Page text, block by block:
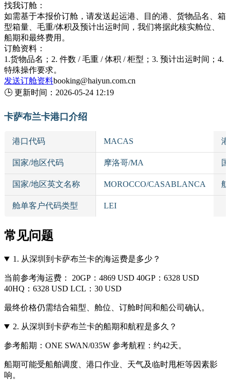
找我订舱：
如需基于本报价订舱，请发送起运港、目的港、货物品名、箱
型箱量、毛重/体积及预计出运时间，我们将据此核实舱位、
船期和最终费用。
订舱资料：
1.货物品名；2. 件数 / 毛重 / 体积 / 柜型；3. 预计出运时间；4.
特殊操作要求。
发送订舱资料booking@haiyun.com.cn
🕒 更新时间： 2026-05-24 12:19
卡萨布兰卡港口介绍
港口代码 MACAS
国家/地区代码 摩洛哥/MA
国家/地区英文名称 MOROCCO/CASABLANCA
舱单客户代码类型 LEI
常见问题
1. 从深圳到卡萨布兰卡的海运费是多少？
当前参考海运费： 20GP：4869 USD 40GP：6328 USD
40HQ：6328 USD LCL：30 USD
最终价格仍需结合箱型、舱位、订舱时间和船公司确认。
2. 从深圳到卡萨布兰卡的船期和航程是多久？
参考船期：ONE SWAN/035W 参考航程：约42天。
船期可能受船舶调度、港口作业、天气及临时甩柜等因素影
响。